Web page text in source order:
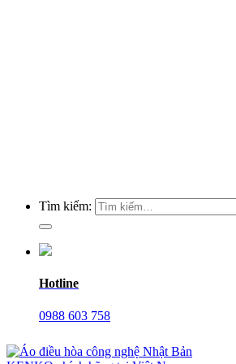
Tìm kiếm:
Hotline
0988 603 758